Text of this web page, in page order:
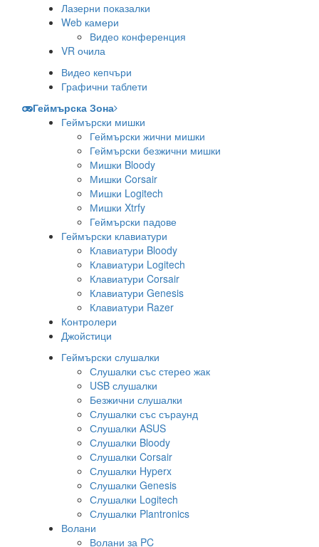
Лазерни показалки
Web камери
Видео конференция
VR очила
Видео кепчъри
Графични таблети
Геймърска Зона
Геймърски мишки
Геймърски жични мишки
Геймърски безжични мишки
Мишки Bloody
Мишки Corsair
Мишки Logitech
Мишки Xtrfy
Геймърски падове
Геймърски клавиатури
Клавиатури Bloody
Клавиатури Logitech
Клавиатури Corsair
Клавиатури Genesis
Клавиатури Razer
Контролери
Джойстици
Геймърски слушалки
Слушалки със стерео жак
USB слушалки
Безжични слушалки
Слушалки със съраунд
Слушалки ASUS
Слушалки Bloody
Слушалки Corsair
Слушалки Hyperx
Слушалки Genesis
Слушалки Logitech
Слушалки Plantronics
Волани
Волани за PC